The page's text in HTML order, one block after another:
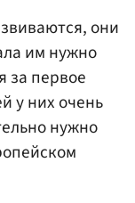
они
им нужно
за первое
у них очень
нужно